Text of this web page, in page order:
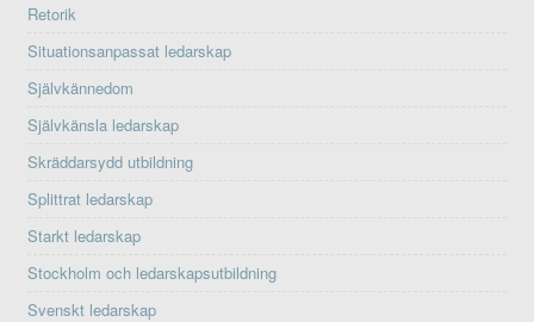
Retorik
Situationsanpassat ledarskap
Självkännedom
Självkänsla ledarskap
Skräddarsydd utbildning
Splittrat ledarskap
Starkt ledarskap
Stockholm och ledarskapsutbildning
Svenskt ledarskap